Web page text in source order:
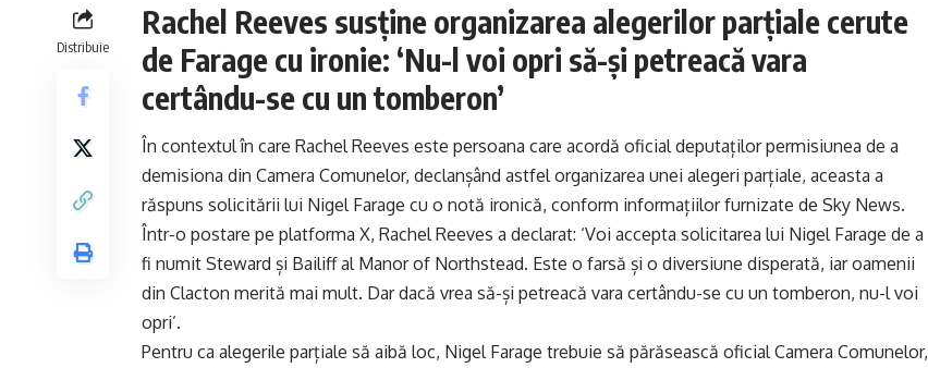
Distribuie
Rachel Reeves susține organizarea alegerilor parțiale cerute
de Farage cu ironie: ‘Nu-l voi opri să-și petreacă vara
certându-se cu un tomberon’
În contextul în care Rachel Reeves este persoana care acordă oficial deputaților permisiunea de a
demisiona din Camera Comunelor, declanșând astfel organizarea unei alegeri parțiale, aceasta a
răspuns solicitării lui Nigel Farage cu o notă ironică, conform informațiilor furnizate de Sky News.
Într-o postare pe platforma X, Rachel Reeves a declarat: ‘Voi accepta solicitarea lui Nigel Farage de a
fi numit Steward și Bailiff al Manor of Northstead. Este o farsă și o diversiune disperată, iar oamenii
din Clacton merită mai mult. Dar dacă vrea să-și petreacă vara certându-se cu un tomberon, nu-l voi
opri’.
Pentru ca alegerile parțiale să aibă loc, Nigel Farage trebuie să părăsească oficial Camera Comunelor,